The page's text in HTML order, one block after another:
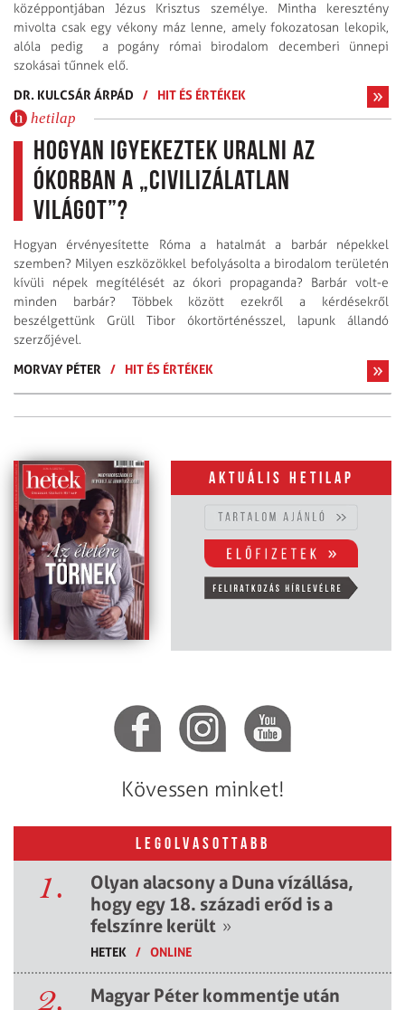
középpontjában Jézus Krisztus személye. Mintha keresztény
mivolta csak egy vékony máz lenne, amely fokozatosan lekopik,
alóla pedig a pogány római birodalom decemberi ünnepi
szokásai tűnnek elő.
DR. KULCSÁR ÁRPÁD
/ HIT ÉS ÉRTÉKEK
hetilap
Hogyan igyekeztek uralni az
ókorban a „civilizálatlan
világot”?
Hogyan érvényesítette Róma a hatalmát a barbár népekkel
szemben? Milyen eszközökkel befolyásolta a birodalom területén
kívüli népek megítélését az ókori propaganda? Barbár volt-e
minden barbár? Többek között ezekről a kérdésekről
beszélgettünk Grüll Tibor ókor­törté­nésszel, lapunk állandó
szerzőjével.
MORVAY PÉTER
/ HIT ÉS ÉRTÉKEK
Aktuális hetilap
Kövessen minket!
LEGOLVASOTTABB
1.
Olyan alacsony a Duna vízállása,
hogy egy 18. századi erőd is a
felszínre került »
HETEK / ONLINE
2.
Magyar Péter kommentje után